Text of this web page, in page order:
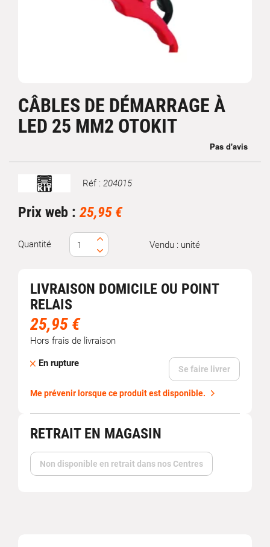
CÂBLES DE DÉMARRAGE À
LED 25 MM2 OTOKIT
Marque Réf : 204015
Prix web : 25,95 €
Quantité Vendu : unité
LIVRAISON DOMICILE OU POINT
RELAIS
25,95 €
Hors frais de livraison
En rupture
Se faire livrer
Me prévenir lorsque ce produit est disponible.
RETRAIT EN MAGASIN
Non disponible en retrait dans nos Centres